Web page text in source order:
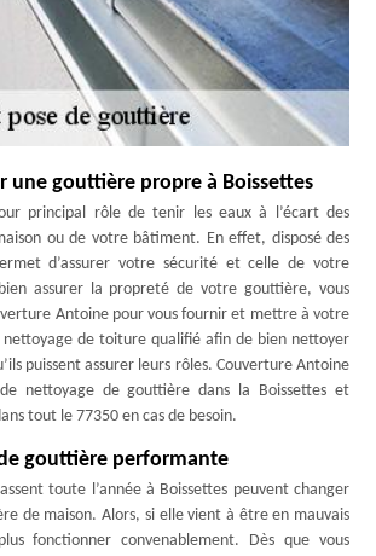
une gouttière propre à Boissettes
principal rôle de tenir les eaux à l’écart des
ou de votre bâtiment. En effet, disposé des
d’assurer votre sécurité et celle de votre
assurer la propreté de votre gouttière, vous
Antoine pour vous fournir et mettre à votre
nettoyage de toiture qualifié afin de bien nettoyer
puissent assurer leurs rôles. Couverture Antoine
nettoyage de gouttière dans la Boissettes et
tout le 77350 en cas de besoin.
gouttière performante
toute l’année à Boissettes peuvent changer
de maison. Alors, si elle vient à être en mauvais
fonctionner convenablement. Dès que vous